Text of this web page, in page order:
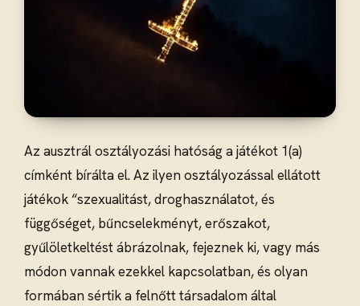
Az ausztrál osztályozási hatóság a játékot 1(a)
címként bírálta el. Az ilyen osztályozással ellátott
játékok “szexualitást, droghasználatot, és
függőséget, bűncselekményt, erőszakot,
gyűlöletkeltést ábrázolnak, fejeznek ki, vagy más
módon vannak ezekkel kapcsolatban, és olyan
formában sértik a felnőtt társadalom által